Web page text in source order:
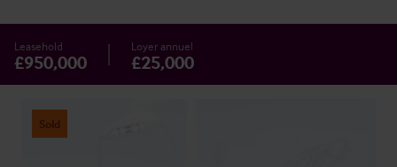
Leasehold
£950,000
Loyer annuel
£25,000
Sold